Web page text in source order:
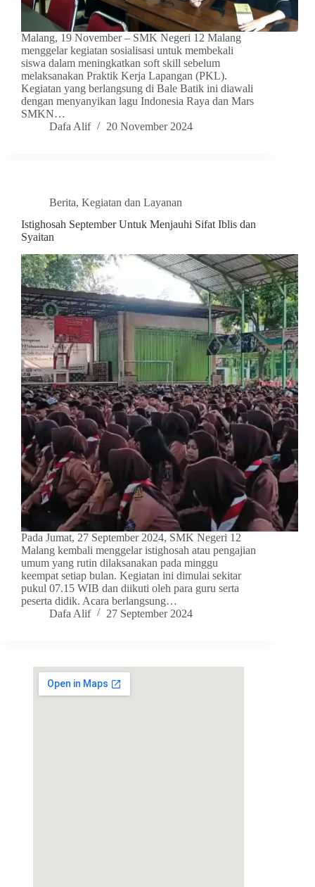
Malang, 19 November – SMK Negeri 12 Malang
menggelar kegiatan sosialisasi untuk membekali
siswa dalam meningkatkan soft skill sebelum
melaksanakan Praktik Kerja Lapangan (PKL).
Kegiatan yang berlangsung di Bale Batik ini diawali
dengan menyanyikan lagu Indonesia Raya dan Mars
SMKN…
Dafa Alif
20 November 2024
Berita, Kegiatan dan Layanan
Istighosah September Untuk Menjauhi Sifat Iblis dan
Syaitan
Pada Jumat, 27 September 2024, SMK Negeri 12
Malang kembali menggelar istighosah atau pengajian
umum yang rutin dilaksanakan pada minggu
keempat setiap bulan. Kegiatan ini dimulai sekitar
pukul 07.15 WIB dan diikuti oleh para guru serta
peserta didik. Acara berlangsung…
Dafa Alif
27 September 2024